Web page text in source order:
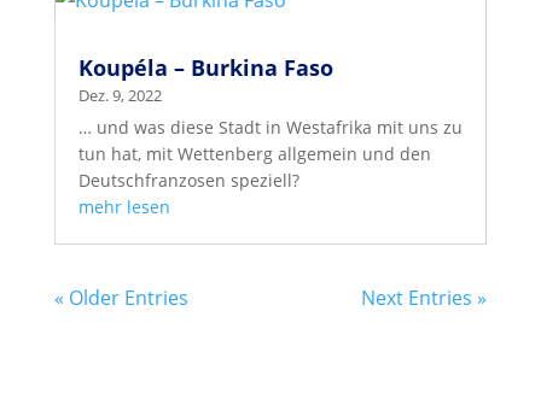
Koupéla – Burkina Faso
Dez. 9, 2022
… und was diese Stadt in Westafrika mit uns zu
tun hat, mit Wettenberg allgemein und den
Deutschfranzosen speziell?
mehr lesen
« Older Entries Next Entries »